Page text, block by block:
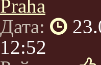
Praha
Дата:
12:52